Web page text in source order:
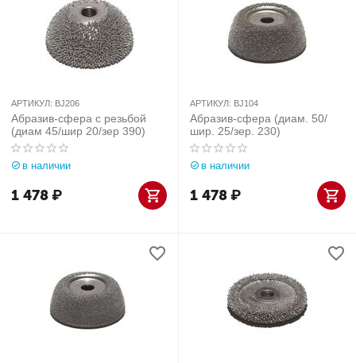
АРТИКУЛ: BJ206
Абразив-сфера с резьбой
(диам 45/шир 20/зер 390)
в наличии
1 478₽
АРТИКУЛ: BJ104
Абразив-сфера (диам. 50/
шир. 25/зер. 230)
в наличии
1 478₽